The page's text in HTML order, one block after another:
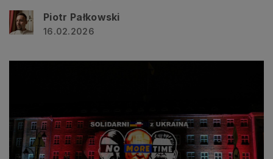
Piotr Pałkowski
16.02.2026